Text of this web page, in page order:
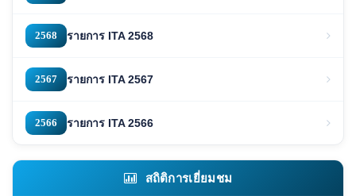
2568 รายการ ITA 2568
2567 รายการ ITA 2567
2566 รายการ ITA 2566
สถิติการเยี่ยมชม